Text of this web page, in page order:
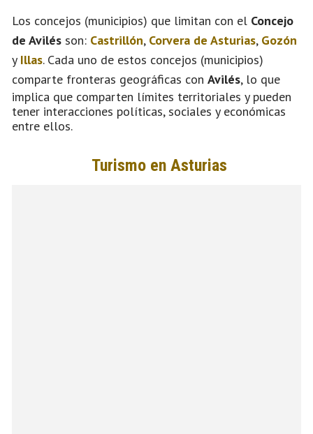
Los concejos (municipios) que limitan con el Concejo
de Avilés son: Castrillón, Corvera de Asturias, Gozón
y Illas. Cada uno de estos concejos (municipios)
comparte fronteras geográficas con Avilés, lo que
implica que comparten límites territoriales y pueden
tener interacciones políticas, sociales y económicas
entre ellos.